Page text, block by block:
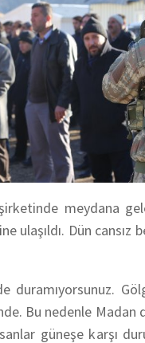
meydana
ulaşıldı. Dün
Bu nedenle Madan
güneşe karşı